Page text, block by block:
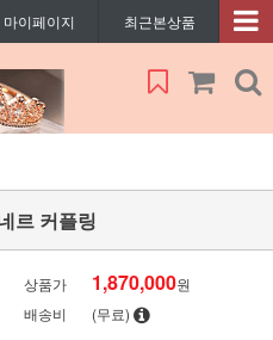
마이페이지 최근본상품
르 커플링
상품가 1,870,000원
배송비
(무료)